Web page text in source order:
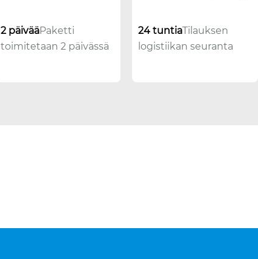
2 päivääPaketti
toimitetaan 2 päivässä
24 tuntiaTilauksen
logistiikan seuranta